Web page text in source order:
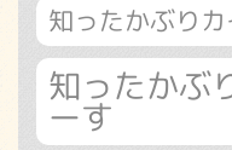
知ったかぶりカ
知ったかぶ
ーす